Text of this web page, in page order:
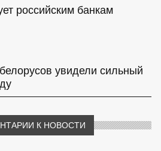
российским банкам
увидели сильный
К НОВОСТИ